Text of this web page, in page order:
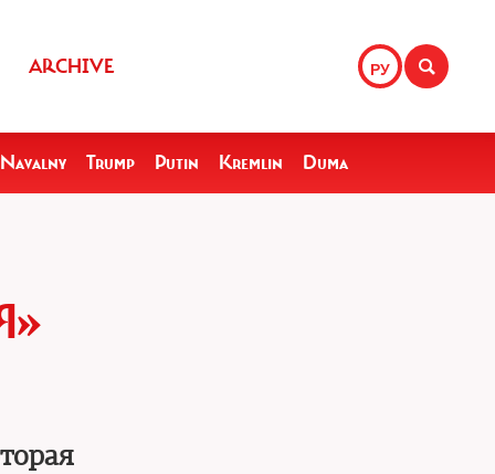
РУ
ARCHIVE
Navalny Trump Putin Kremlin Duma